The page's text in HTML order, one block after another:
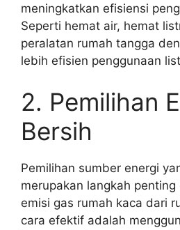
meningkatkan efisiensi
Seperti hemat air, hemat
peralatan rumah tangga
lebih efisien penggunaan
2. Pemilihan
Bersih
Pemilihan sumber energi
merupakan langkah
emisi gas rumah kaca dari
cara efektif adalah